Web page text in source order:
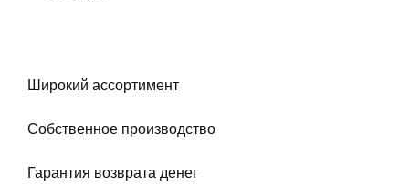
Широкий ассортимент
Собственное производство
Гарантия возврата денег